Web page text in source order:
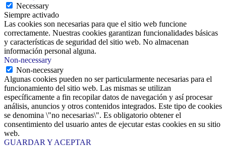
Necessary
Siempre activado
Las cookies son necesarias para que el sitio web funcione
correctamente. Nuestras cookies garantizan funcionalidades básicas
y características de seguridad del sitio web. No almacenan
información personal alguna.
Non-necessary
Non-necessary
Algunas cookies pueden no ser particularmente necesarias para el
funcionamiento del sitio web. Las mismas se utilizan
específicamente a fin recopilar datos de navegación y así procesar
análisis, anuncios y otros contenidos integrados. Este tipo de cookies
se denomina \"no necesarias\". Es obligatorio obtener el
consentimiento del usuario antes de ejecutar estas cookies en su sitio
web.
GUARDAR Y ACEPTAR